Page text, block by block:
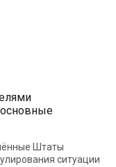
Штаты
ситуации